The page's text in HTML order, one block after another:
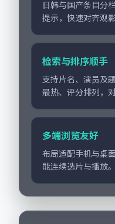
日韩与国产条目分
提示，快速对齐观影
检索与排序顺手
支持片名、演员及
最热、评分排列，
多端浏览友好
布局适配手机与桌
能连续选片与播放。